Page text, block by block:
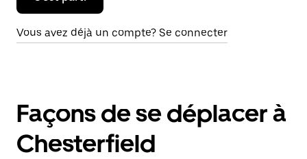
Vous avez déjà un compte? Se connecter
Façons de se déplacer à
Chesterfield